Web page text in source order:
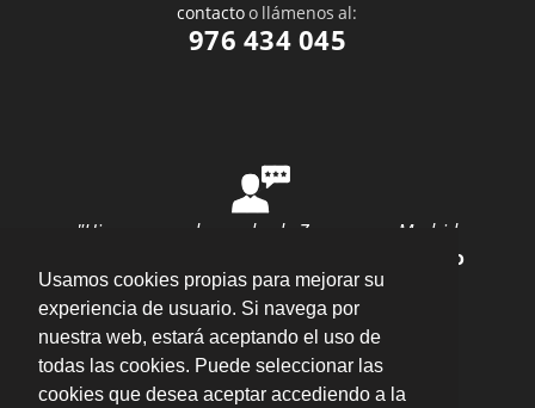
Usamos cookies propias para mejorar su
experiencia de usuario. Si navega por
nuestra web, estará aceptando el uso de
todas las cookies. Puede seleccionar las
cookies que desea aceptar accediendo a la
contactoo llámenos al:
976 434 045
"Hice una mudanza desde Zaragoza a Madrid
Ana Rubio
valoración 10/10
Enviar opinión